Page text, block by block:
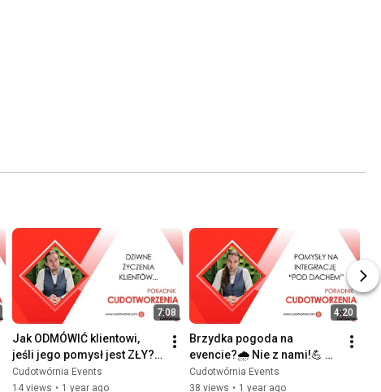
7:08
Jak ODMÓWIĆ klientowi,
jeśli jego pomysł jest ZŁY?
😕 Musisz to wiedzieć! 😱
CudoPoradnik💡
Cudotwórnia Events
14 views • 1 year ago
4:20
Brzydka pogoda na
evencie?🌧️ Nie z nami!💪
Poznaj pomysły na
integrację "pod dachem"!🏠
Cudotwórnia Events
38 views • 1 year ago